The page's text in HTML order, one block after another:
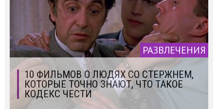
РАЗВЛЕЧЕНИЯ
10 ФИЛЬМОВ О ЛЮДЯХ СО СТЕРЖНЕМ,
КОТОРЫЕ ТОЧНО ЗНАЮТ, ЧТО ТАКОЕ
КОДЕКС ЧЕСТИ